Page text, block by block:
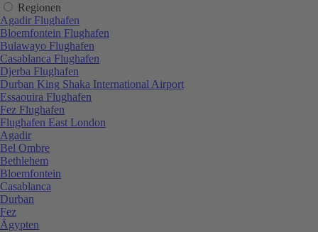
Regionen
Agadir Flughafen
Bloemfontein Flughafen
Bulawayo Flughafen
Casablanca Flughafen
Djerba Flughafen
Durban King Shaka International Airport
Essaouira Flughafen
Fez Flughafen
Flughafen East London
Agadir
Bel Ombre
Bethlehem
Bloemfontein
Casablanca
Durban
Fez
Ägypten